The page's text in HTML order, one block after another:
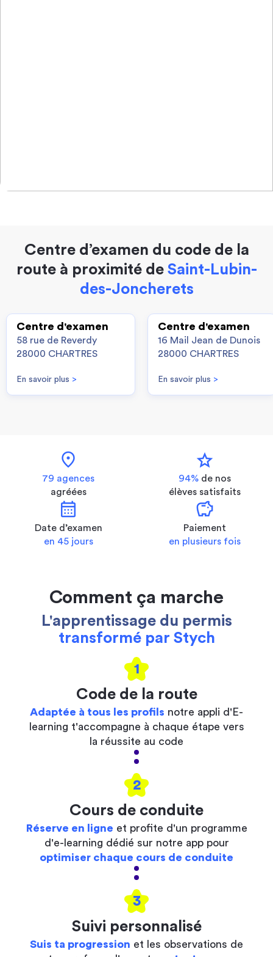
Centre d’examen du code de la
route à proximité de Saint-Lubin-
des-Joncherets
Centre d'examen
58 rue de Reverdy
28000 CHARTRES
En savoir plus >
Centre d'examen
16 Mail Jean de Dunois
28000 CHARTRES
En savoir plus >
location_on
79 agences
agréées
star
94% de nos
élèves satisfaits
calendar_month
Date d’examen
en 45 jours
savings
Paiement
en plusieurs fois
Comment ça marche
L'apprentissage du permis
transformé par Stych
1
Code de la route
Adaptée à tous les profils notre appli d'E-
learning t'accompagne à chaque étape vers
la réussite au code
2
Cours de conduite
Réserve en ligne et profite d'un programme
d'e-learning dédié sur notre app pour
optimiser chaque cours de conduite
3
Suivi personnalisé
Suis ta progression et les observations de